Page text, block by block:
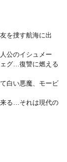
を捜す航海に出
公のイシュメー
グ…復讐に燃える
白い悪魔、モービ
る…それは現代の